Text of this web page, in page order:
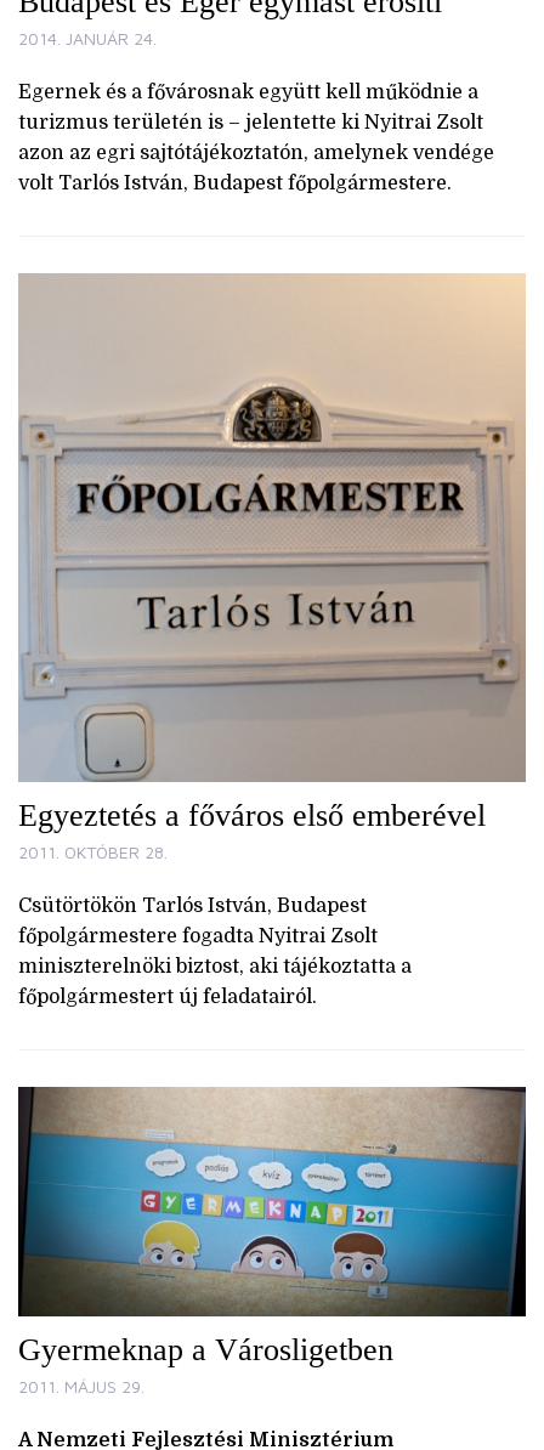
2014. JANUÁR 24.
Egernek és a fővárosnak együtt kell működnie a
turizmus területén is – jelentette ki Nyitrai Zsolt
azon az egri sajtótájékoztatón, amelynek vendége
volt Tarlós István, Budapest főpolgármestere.
Egyeztetés a főváros első emberével
2011. OKTÓBER 28.
Csütörtökön Tarlós István, Budapest
főpolgármestere fogadta Nyitrai Zsolt
miniszterelnöki biztost, aki tájékoztatta a
főpolgármestert új feladatairól.
Gyermeknap a Városligetben
2011. MÁJUS 29.
A Nemzeti Fejlesztési Minisztérium